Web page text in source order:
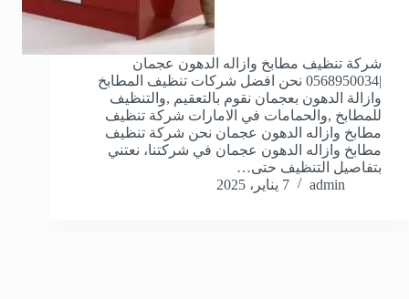
شركة تنظيف مطابخ وازاله الدهون عجمان
|0568950034 نحن افضل شركات تنظيف المطابخ
وازالة الدهون بعجمان نقوم بالتعقيم ,والتنظيف
للمطابخ ,والحمامات في الامارات شركة تنظيف
مطابخ وازاله الدهون عجمان نحن شركة تنظيف
مطابخ وازاله الدهون عجمان في شركتنا، نعتني
بتفاصيل التنظيف حتى…
admin
7 يناير، 2025